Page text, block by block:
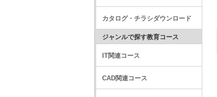
カタログ・チラシダウンロード
ジャンルで探す教育コース
IT関連コース
CAD関連コース